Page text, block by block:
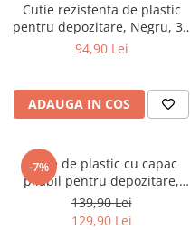
Cutie rezistenta de plastic
pentru depozitare, Negru, 30
litri
94,90 Lei
ADAUGA IN COS
-7%
Cutie de plastic cu capac
pliabil pentru depozitare,
Transparent, 60 litri
139,90 Lei
129,90 Lei